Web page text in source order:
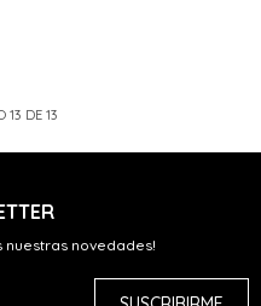
13 DE 13
nuestras novedades!